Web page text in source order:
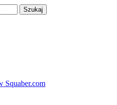
Squaber.com